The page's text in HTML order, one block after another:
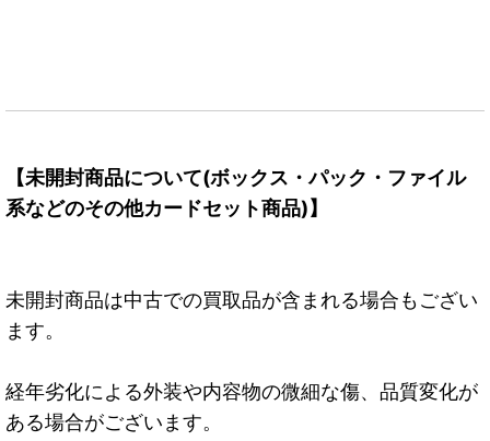
【未開封商品について(ボックス・パック・ファイル
系などのその他カードセット商品)】
未開封商品は中古での買取品が含まれる場合もござい
ます。
経年劣化による外装や内容物の微細な傷、品質変化が
ある場合がございます。